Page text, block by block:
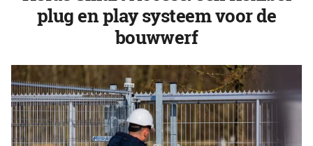
Over ons
Webshop
plug en play systeem voor de
bouwwerf